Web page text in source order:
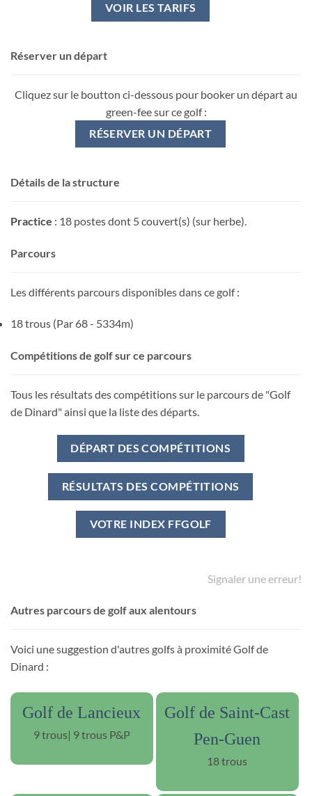
VOIR LES TARIFS
Réserver un départ
Cliquez sur le boutton ci-dessous pour booker un départ au
green-fee sur ce golf :
RÉSERVER UN DÉPART
Détails de la structure
Practice : 18 postes dont 5 couvert(s) (sur herbe).
Parcours
Les différents parcours disponibles dans ce golf :
18 trous (Par 68 - 5334m)
Compétitions de golf sur ce parcours
Tous les résultats des compétitions sur le parcours de "Golf
de Dinard" ainsi que la liste des départs.
DÉPART DES COMPÉTITIONS
RÉSULTATS DES COMPÉTITIONS
VOTRE INDEX FFGOLF
Signaler une erreur!
Autres parcours de golf aux alentours
Voici une suggestion d'autres golfs à proximité Golf de
Dinard :
Golf de Lancieux
9 trous| 9 trous P&P
Golf de Saint-Cast
Pen-Guen
18 trous